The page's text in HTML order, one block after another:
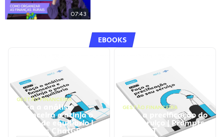
07:43
EBOOKS
GESTÃO FINANCEIRA
Faça a análise
financeira e atinja o
ponto de equilíbrio |
Prompts ChatGPT
GESTÃO FINANCEIRA
Faça a precificação do
seu serviço | Prompts
ChatGPT